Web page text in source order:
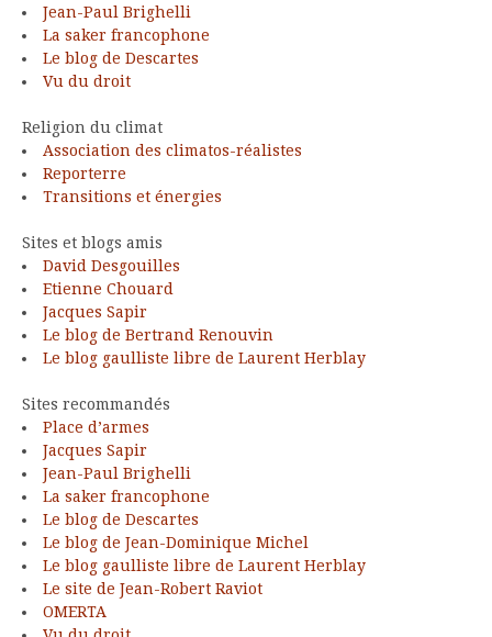
Jean-Paul Brighelli
La saker francophone
Le blog de Descartes
Vu du droit
Religion du climat
Association des climatos-réalistes
Reporterre
Transitions et énergies
Sites et blogs amis
David Desgouilles
Etienne Chouard
Jacques Sapir
Le blog de Bertrand Renouvin
Le blog gaulliste libre de Laurent Herblay
Sites recommandés
Place d’armes
Jacques Sapir
Jean-Paul Brighelli
La saker francophone
Le blog de Descartes
Le blog de Jean-Dominique Michel
Le blog gaulliste libre de Laurent Herblay
Le site de Jean-Robert Raviot
OMERTA